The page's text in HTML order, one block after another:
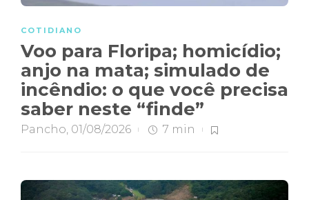
COTIDIANO
Voo para Floripa; homicídio;
anjo na mata; simulado de
incêndio: o que você precisa
saber neste “finde”
Pancho, 01/08/2026 7 min